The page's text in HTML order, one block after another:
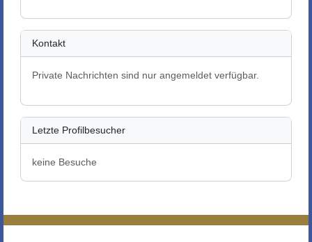
Kontakt
Private Nachrichten sind nur angemeldet verfügbar.
Letzte Profilbesucher
keine Besuche